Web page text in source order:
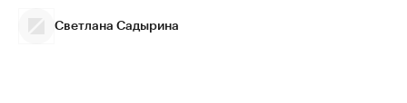
Светлана Садырина